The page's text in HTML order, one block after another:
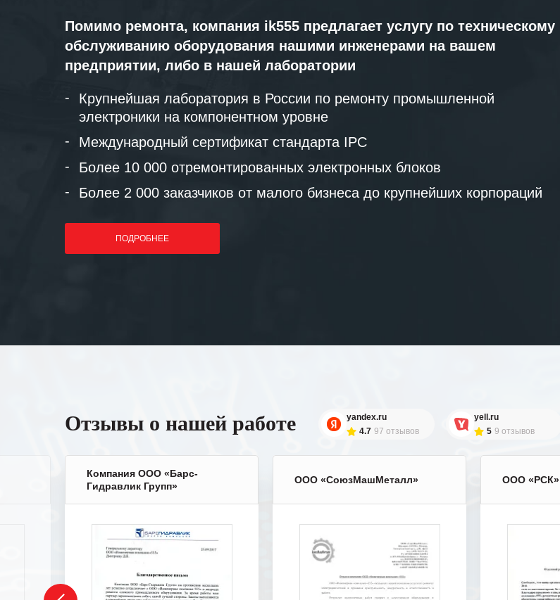
Помимо ремонта, компания ik555 предлагает услугу по техническому
обслуживанию оборудования нашими инженерами на вашем
предприятии, либо в нашей лаборатории
Крупнейшая лаборатория в России по ремонту промышленной
электроники на компонентном уровне
Международный сертификат стандарта IPC
Более 10 000 отремонтированных электронных блоков
Более 2 000 заказчиков от малого бизнеса до крупнейших корпораций
ПОДРОБНЕЕ
Отзывы о нашей работе
yandex.ru
4.7 97 отзывов
yell.ru
5 9 отзывов
Компания ООО «Барс-
Гидравлик Групп»
ООО «СоюзМашМеталл» ООО «РСК»